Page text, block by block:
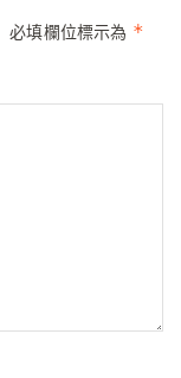
必填欄位標示為 *